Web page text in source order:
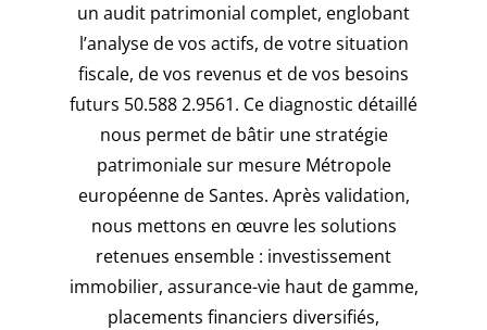
un audit patrimonial complet, englobant
l’analyse de vos actifs, de votre situation
fiscale, de vos revenus et de vos besoins
futurs 50.588 2.9561. Ce diagnostic détaillé
nous permet de bâtir une stratégie
patrimoniale sur mesure Métropole
européenne de Santes. Après validation,
nous mettons en œuvre les solutions
retenues ensemble : investissement
immobilier, assurance-vie haut de gamme,
placements financiers diversifiés,